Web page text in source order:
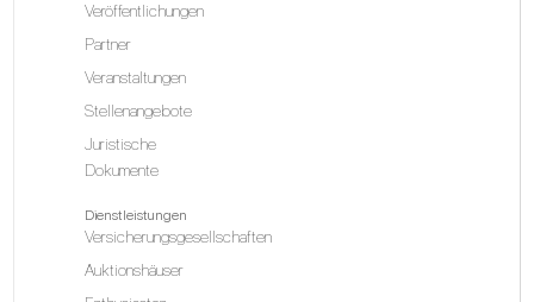
Veröffentlichungen
Partner
Veranstaltungen
Stellenangebote
Juristische
Dokumente
Dienstleistungen
Versicherungsgesellschaften
Auktionshäuser